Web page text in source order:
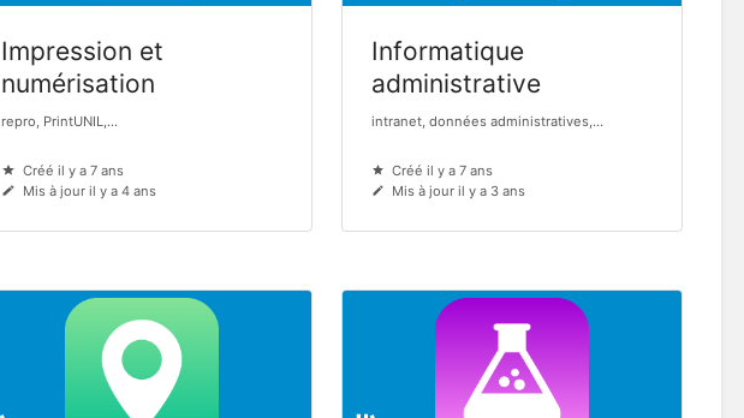
Impression et
numérisation
repro, PrintUNIL,...
Créé il y a 7 ans
Mis à jour il y a 4 ans
Informatique
administrative
intranet, données administratives,...
Créé il y a 7 ans
Mis à jour il y a 3 ans